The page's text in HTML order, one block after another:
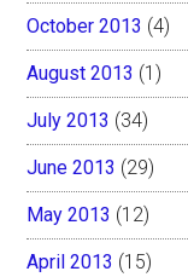
October 2013 (4)
August 2013 (1)
July 2013 (34)
June 2013 (29)
May 2013 (12)
April 2013 (15)